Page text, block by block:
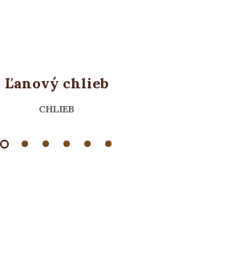
Ľanový chlieb
CHLIEB